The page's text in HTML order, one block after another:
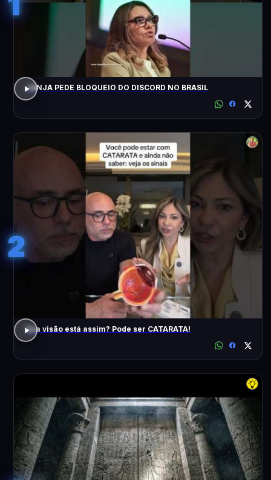
JANJA PEDE BLOQUEIO DO DISCORD NO BRASIL
2
Sua visão está assim? Pode ser CATARATA!